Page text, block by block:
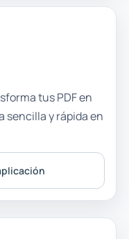
tus PDF en
sencilla y rápida en